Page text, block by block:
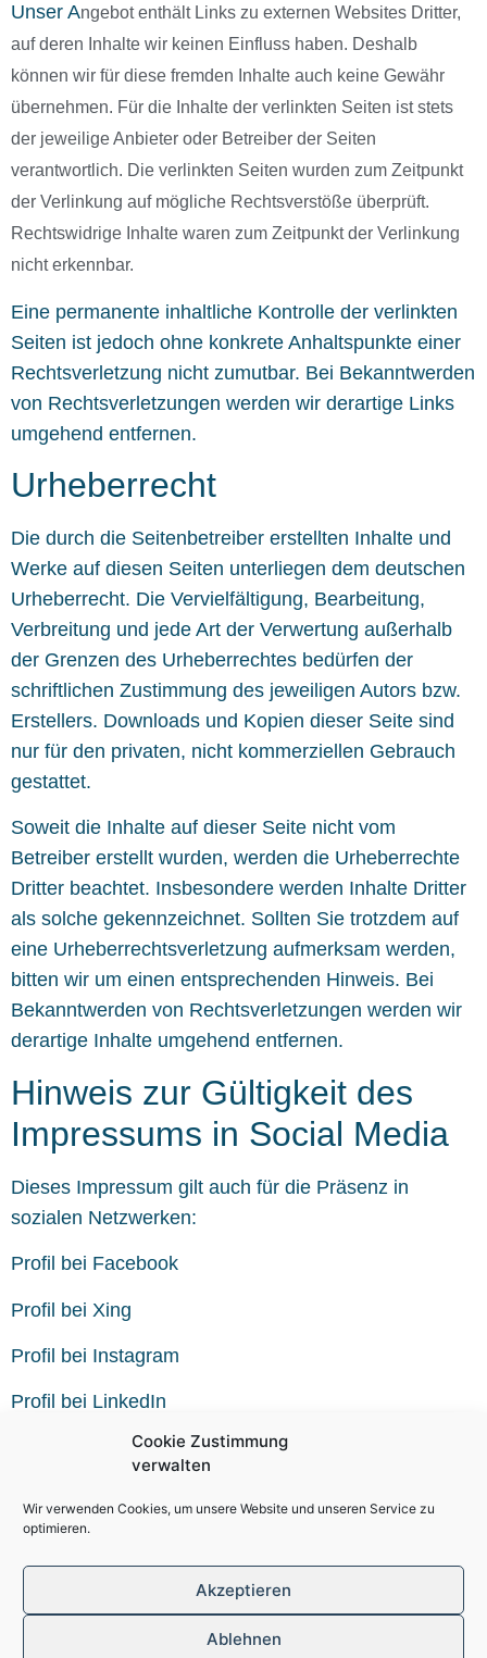
Cookie Zustimmung
verwalten
Wir verwenden Cookies, um unsere Website und unseren Service zu
optimieren.
Akzeptieren
Ablehnen
Unser Angebot enthält Links zu externen Websites Dritter,
auf deren Inhalte wir keinen Einfluss haben. Deshalb
können wir für diese fremden Inhalte auch keine Gewähr
übernehmen. Für die Inhalte der verlinkten Seiten ist stets
der jeweilige Anbieter oder Betreiber der Seiten
verantwortlich. Die verlinkten Seiten wurden zum Zeitpunkt
der Verlinkung auf mögliche Rechtsverstöße überprüft.
Rechtswidrige Inhalte waren zum Zeitpunkt der Verlinkung
nicht erkennbar.
Eine permanente inhaltliche Kontrolle der verlinkten
Seiten ist jedoch ohne konkrete Anhaltspunkte einer
Rechtsverletzung nicht zumutbar. Bei Bekanntwerden
von Rechtsverletzungen werden wir derartige Links
umgehend entfernen.
Urheberrecht
Die durch die Seitenbetreiber erstellten Inhalte und
Werke auf diesen Seiten unterliegen dem deutschen
Urheberrecht. Die Vervielfältigung, Bearbeitung,
Verbreitung und jede Art der Verwertung außerhalb
der Grenzen des Urheberrechtes bedürfen der
schriftlichen Zustimmung des jeweiligen Autors bzw.
Erstellers. Downloads und Kopien dieser Seite sind
nur für den privaten, nicht kommerziellen Gebrauch
gestattet.
Soweit die Inhalte auf dieser Seite nicht vom
Betreiber erstellt wurden, werden die Urheberrechte
Dritter beachtet. Insbesondere werden Inhalte Dritter
als solche gekennzeichnet. Sollten Sie trotzdem auf
eine Urheberrechtsverletzung aufmerksam werden,
bitten wir um einen entsprechenden Hinweis. Bei
Bekanntwerden von Rechtsverletzungen werden wir
derartige Inhalte umgehend entfernen.
Hinweis zur Gültigkeit des
Impressums in Social Media
Dieses Impressum gilt auch für die Präsenz in
sozialen Netzwerken:
Profil bei Facebook
Profil bei Xing
Profil bei Instagram
Profil bei LinkedIn
eRecht24
© 2021 Johannes Mario Röder. All rights reserved.